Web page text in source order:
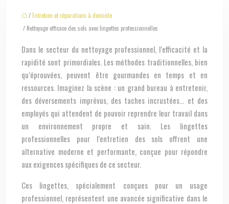
/Entretien et réparations à domicile
/ Nettoyage efficace des sols avec lingettes professionnelles
Dans le secteur du nettoyage professionnel, l’efficacité et la
rapidité sont primordiales. Les méthodes traditionnelles, bien
qu’éprouvées, peuvent être gourmandes en temps et en
ressources. Imaginez la scène : un grand bureau à entretenir,
des déversements imprévus, des taches incrustées… et des
employés qui attendent de pouvoir reprendre leur travail dans
un environnement propre et sain. Les lingettes
professionnelles pour l’entretien des sols offrent une
alternative moderne et performante, conçue pour répondre
aux exigences spécifiques de ce secteur.
Ces lingettes, spécialement conçues pour un usage
professionnel, représentent une avancée significative dans le